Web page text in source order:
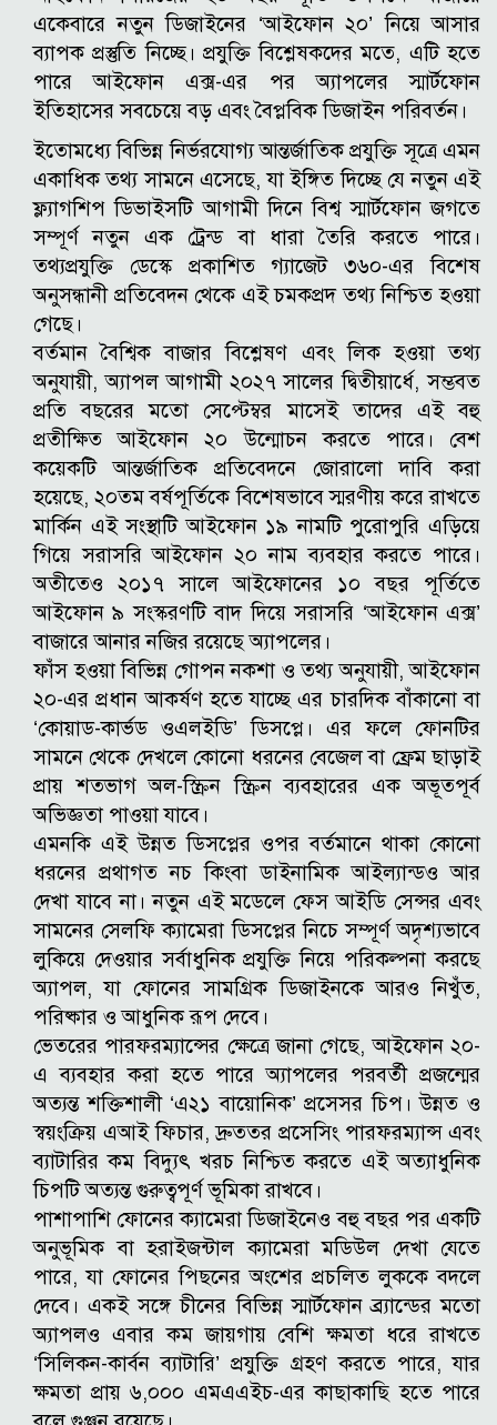
একেবারে নতুন ডিজাইনের ‘আইফোন ২০’ নিয়ে আসার
ব্যাপক প্রস্তুতি নিচ্ছে। প্রযুক্তি বিশ্লেষকদের মতে, এটি হতে
পারে আইফোন এক্স-এর পর অ্যাপলের স্মার্টফোন
ইতিহাসের সবচেয়ে বড় এবং বৈপ্লবিক ডিজাইন পরিবর্তন।
ইতোমধ্যে বিভিন্ন নির্ভরযোগ্য আন্তর্জাতিক প্রযুক্তি সূত্রে এমন
একাধিক তথ্য সামনে এসেছে, যা ইঙ্গিত দিচ্ছে যে নতুন এই
ফ্ল্যাগশিপ ডিভাইসটি আগামী দিনে বিশ্ব স্মার্টফোন জগতে
সম্পূর্ণ নতুন এক ট্রেন্ড বা ধারা তৈরি করতে পারে।
তথ্যপ্রযুক্তি ডেস্কে প্রকাশিত গ্যাজেট ৩৬০-এর বিশেষ
অনুসন্ধানী প্রতিবেদন থেকে এই চমকপ্রদ তথ্য নিশ্চিত হওয়া
গেছে।
বর্তমান বৈশ্বিক বাজার বিশ্লেষণ এবং লিক হওয়া তথ্য
অনুযায়ী, অ্যাপল আগামী ২০২৭ সালের দ্বিতীয়ার্ধে, সম্ভবত
প্রতি বছরের মতো সেপ্টেম্বর মাসেই তাদের এই বহু
প্রতীক্ষিত আইফোন ২০ উন্মোচন করতে পারে। বেশ
কয়েকটি আন্তর্জাতিক প্রতিবেদনে জোরালো দাবি করা
হয়েছে, ২০তম বর্ষপূর্তিকে বিশেষভাবে স্মরণীয় করে রাখতে
মার্কিন এই সংস্থাটি আইফোন ১৯ নামটি পুরোপুরি এড়িয়ে
গিয়ে সরাসরি আইফোন ২০ নাম ব্যবহার করতে পারে।
অতীতেও ২০১৭ সালে আইফোনের ১০ বছর পূর্তিতে
আইফোন ৯ সংস্করণটি বাদ দিয়ে সরাসরি ‘আইফোন এক্স’
বাজারে আনার নজির রয়েছে অ্যাপলের।
ফাঁস হওয়া বিভিন্ন গোপন নকশা ও তথ্য অনুযায়ী, আইফোন
২০-এর প্রধান আকর্ষণ হতে যাচ্ছে এর চারদিক বাঁকানো বা
‘কোয়াড-কার্ভড ওএলইডি’ ডিসপ্লে। এর ফলে ফোনটির
সামনে থেকে দেখলে কোনো ধরনের বেজেল বা ফ্রেম ছাড়াই
প্রায় শতভাগ অল-স্ক্রিন স্ক্রিন ব্যবহারের এক অভূতপূর্ব
অভিজ্ঞতা পাওয়া যাবে।
এমনকি এই উন্নত ডিসপ্লের ওপর বর্তমানে থাকা কোনো
ধরনের প্রথাগত নচ কিংবা ডাইনামিক আইল্যান্ডও আর
দেখা যাবে না। নতুন এই মডেলে ফেস আইডি সেন্সর এবং
সামনের সেলফি ক্যামেরা ডিসপ্লের নিচে সম্পূর্ণ অদৃশ্যভাবে
লুকিয়ে দেওয়ার সর্বাধুনিক প্রযুক্তি নিয়ে পরিকল্পনা করছে
অ্যাপল, যা ফোনের সামগ্রিক ডিজাইনকে আরও নিখুঁত,
পরিষ্কার ও আধুনিক রূপ দেবে।
ভেতরের পারফরম্যান্সের ক্ষেত্রে জানা গেছে, আইফোন ২০-
এ ব্যবহার করা হতে পারে অ্যাপলের পরবর্তী প্রজন্মের
অত্যন্ত শক্তিশালী ‘এ২১ বায়োনিক’ প্রসেসর চিপ। উন্নত ও
স্বয়ংক্রিয় এআই ফিচার, দ্রুততর প্রসেসিং পারফরম্যান্স এবং
ব্যাটারির কম বিদ্যুৎ খরচ নিশ্চিত করতে এই অত্যাধুনিক
চিপটি অত্যন্ত গুরুত্বপূর্ণ ভূমিকা রাখবে।
পাশাপাশি ফোনের ক্যামেরা ডিজাইনেও বহু বছর পর একটি
অনুভূমিক বা হরাইজন্টাল ক্যামেরা মডিউল দেখা যেতে
পারে, যা ফোনের পিছনের অংশের প্রচলিত লুককে বদলে
দেবে। একই সঙ্গে চীনের বিভিন্ন স্মার্টফোন ব্র্যান্ডের মতো
অ্যাপলও এবার কম জায়গায় বেশি ক্ষমতা ধরে রাখতে
‘সিলিকন-কার্বন ব্যাটারি’ প্রযুক্তি গ্রহণ করতে পারে, যার
ক্ষমতা প্রায় ৬,০০০ এমএএইচ-এর কাছাকাছি হতে পারে